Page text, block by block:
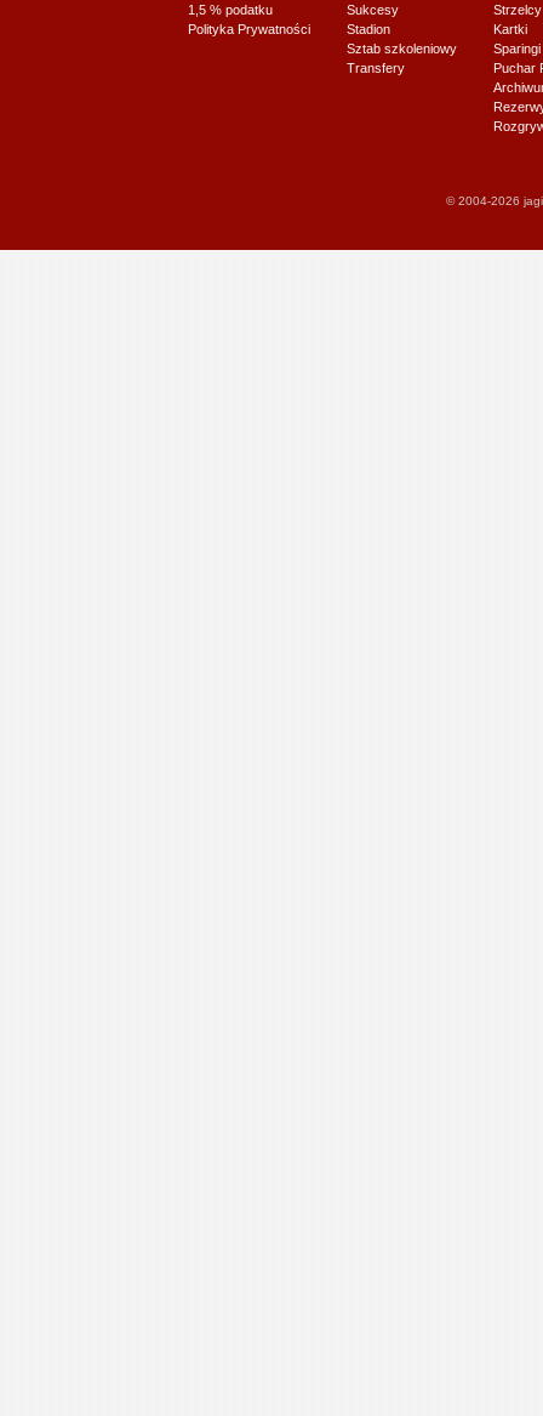
1,5 % podatku
Polityka Prywatności
Sukcesy
Stadion
Sztab szkoleniowy
Transfery
Strzelcy
Kartki
Sparingi
Puchar
© 2004-2026